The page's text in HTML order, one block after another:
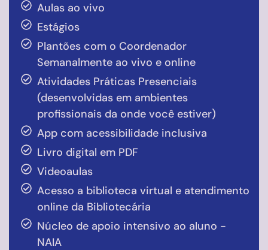
Aulas ao vivo
Estágios
Plantões com o Coordenador
Semanalmente ao vivo e online
Atividades Práticas Presenciais
(desenvolvidas em ambientes
profissionais da onde você estiver)
App com acessibilidade inclusiva
Livro digital em PDF
Videoaulas
Acesso a biblioteca virtual e atendimento
online da Bibliotecária
Núcleo de apoio intensivo ao aluno -
NAIA